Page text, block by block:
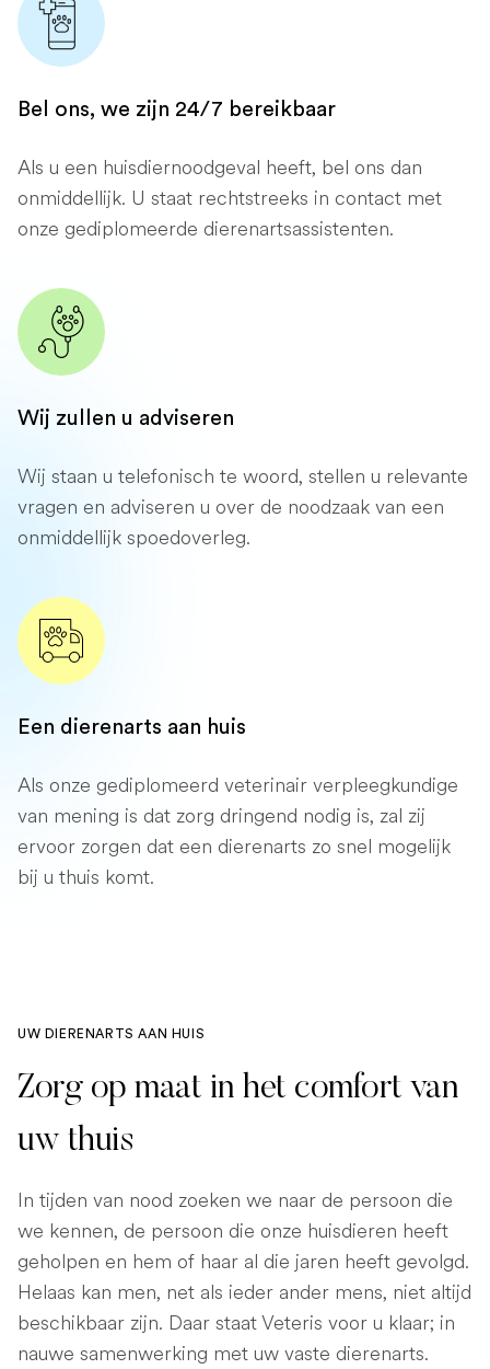
Bel ons, we zijn 24/7 bereikbaar
Als u een huisdiernoodgeval heeft, bel ons dan
onmiddellijk. U staat rechtstreeks in contact met
onze gediplomeerde dierenartsassistenten.
Wij zullen u adviseren
Wij staan ​​u telefonisch te woord, stellen u relevante
vragen en adviseren u over de noodzaak van een
onmiddellijk spoedoverleg.
Een dierenarts aan huis
Als onze gediplomeerd veterinair verpleegkundige
van mening is dat zorg dringend nodig is, zal zij
ervoor zorgen dat een dierenarts zo snel mogelijk
bij u thuis komt.
UW DIERENARTS AAN HUIS
Zorg op maat in het comfort van
uw thuis
In tijden van nood zoeken we naar de persoon die
we kennen, de persoon die onze huisdieren heeft
geholpen en hem of haar al die jaren heeft gevolgd.
Helaas kan men, net als ieder ander mens, niet altijd
beschikbaar zijn. Daar staat Veteris voor u klaar; in
nauwe samenwerking met uw vaste dierenarts.